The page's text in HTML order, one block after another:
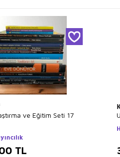
ve Eğitim Seti 17
TL